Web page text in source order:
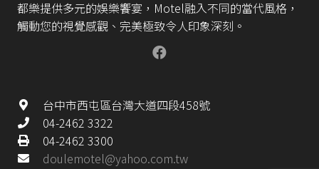
都樂提供多元的娛樂饗宴，Motel融入不同的當代風格，
觸動您的視覺感觀、完美極致令人印象深刻。
台中市西屯區台灣大道四段458號
04-2462 3322
04-2462 3300
doulemotel@yahoo.com.tw